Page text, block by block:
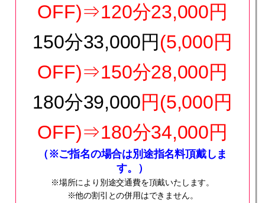
OFF)⇒120分23,000円
150分33,000円(5,000円
OFF)⇒150分28,000円
180分39,000円(5,000円
OFF)⇒180分34,000円
（※ご指名の場合は別途指名料頂戴しま
す。）
※場所により別途交通費を頂戴いたします。
※他の割引との併用はできません。